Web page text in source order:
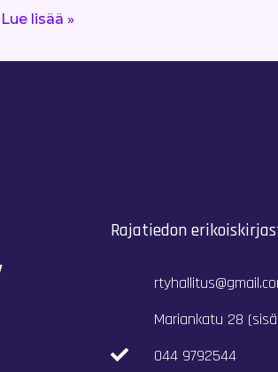
Lue lisää »
Rajatiedon
Mariankatu 28
044 9792544